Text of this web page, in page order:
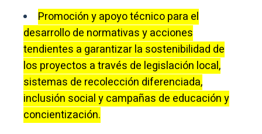
Promoción y apoyo técnico para el
desarrollo de normativas y acciones
tendientes a garantizar la sostenibilidad de
los proyectos a través de legislación local,
sistemas de recolección diferenciada,
inclusión social y campañas de educación y
concientización.